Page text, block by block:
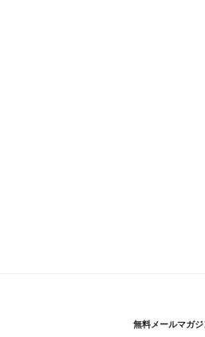
無料メールマガ